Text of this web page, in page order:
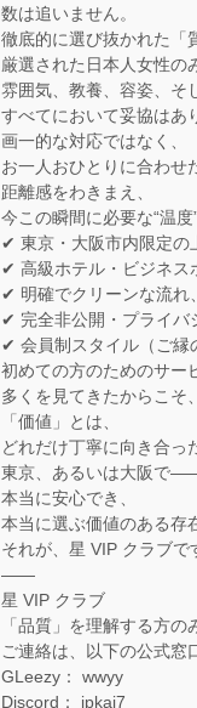
数は追いません。
徹底的に選び抜かれた「
厳選された日本人女性の
雰囲気、教養、容姿、
すべてにおいて妥協はあ
画一的な対応ではなく、
お一人おひとりに合わせ
距離感をわきまえ、
今この瞬間に必要な“温度
✔ 東京・大阪市内限定の
✔ 高級ホテル・ビジネス
✔ 明確でクリーンな流れ
✔ 完全非公開・プライバ
✔ 会員制スタイル（ご縁
初めての方のためのサー
多くを見てきたからこそ
「価値」とは、
どれだけ丁寧に向き合っ
東京、あるいは大阪で
本当に安心でき、
本当に選ぶ価値のある存
それが、星 VIP クラブで
——
星 VIP クラブ
「品質」を理解する方の
ご連絡は、以下の公式窓
GLeezy： wwyy
Discord： jpkai7